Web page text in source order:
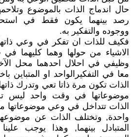
حال اندماج الذات بالموضوع
رصد بينهما يكون فقط في
ووجوده والتفكير به.
فكيف للذات ان تفكر في وعي
الاشياء من حولها وهما كليهما في
وظيفي في احلال احدهما محل
معا في التفكيرالواحد او المتباين
الذات تكون مرة ذاتا تعي وتدرك
موضوعاتها في وقت واحد ليس
الذات تتداخل في وعي
واحدة, وتختلف الذات عن
المتبادل بينهما, وهذا يوجب